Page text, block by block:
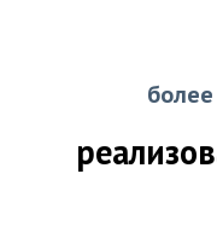
более